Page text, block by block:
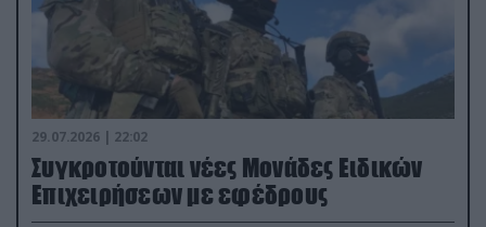
29.07.2026 | 22:02
Συγκροτούνται νέες Μονάδες Ειδικών
Επιχειρήσεων με εφέδρους